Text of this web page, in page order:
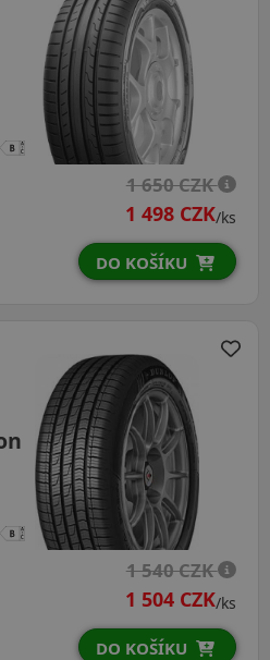
1 650 CZK
1 498 CZK/ks
DO KOŠÍKU
1 540 CZK
1 504 CZK/ks
DO KOŠÍKU